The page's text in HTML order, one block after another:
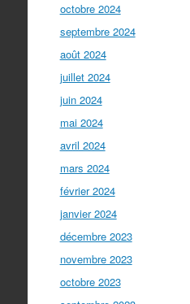
octobre 2024
septembre 2024
août 2024
juillet 2024
juin 2024
mai 2024
avril 2024
mars 2024
février 2024
janvier 2024
décembre 2023
novembre 2023
octobre 2023